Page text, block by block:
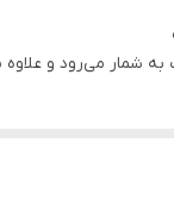
شمار می‌رود و علاوه بر
سلیقه مشتری